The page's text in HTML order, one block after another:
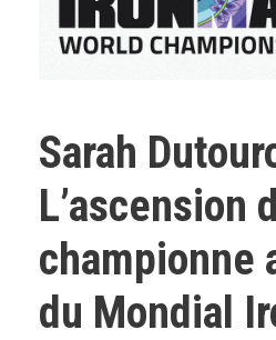
Sarah
L’ascension
championne
du Mondial